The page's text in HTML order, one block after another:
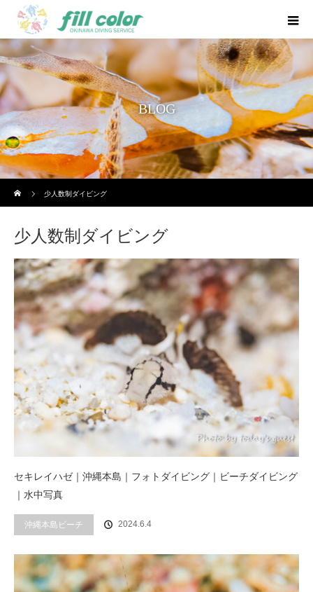
BLOG
少人数制ダイビング
少人数制ダイビング
セキレイハゼ｜沖縄本島｜フォトダイビング｜ビーチダイビング
｜水中写真
沖縄本島ビーチ 2024.6.4